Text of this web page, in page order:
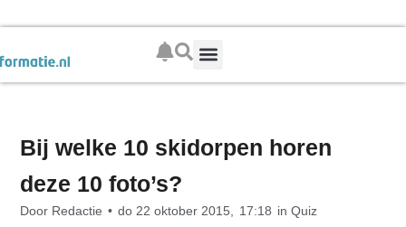
Bij welke 10 skidorpen horen
deze 10 foto’s?
Door Redactie • do 22 oktober 2015, 17:18 in Quiz